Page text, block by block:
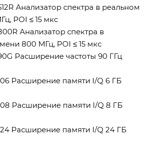
Анализатор спектра в реальном
POI ≤ 15 мкс
Анализатор спектра в
800 МГц, POI ≤ 15 мкс
Расширение частоты 90 ГГц
Расширение памяти I/Q 6 ГБ
Расширение памяти I/Q 8 ГБ
Расширение памяти I/Q 24 ГБ